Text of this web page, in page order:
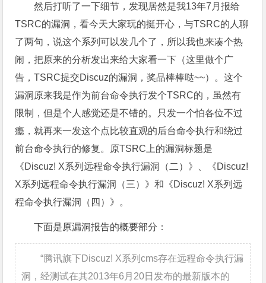
然后打听了一下细节，发现居然是我13年7月报给
TSRC的漏洞，看今天大家玩的挺开心，与TSRC的人聊
了两句，说这个系列可以发几个了，所以我也来凑个热
闹，把原来的分析发出来给大家看一下（这里做个广
告，TSRC提交Discuz的漏洞，奖品棒棒哒~~）。这个
漏洞原来我是作为前台命令执行发个TSRC的，虽然有
限制，但是个人感觉还是不错的。只发一个怕各位不过
瘾，就再来一发这个点比较直观的后台命令执行和绕过
前台命令执行的修复。原TSRC上的漏洞标题是
《Discuz! X系列远程命令执行漏洞（二）》、《Discuz!
X系列远程命令执行漏洞（三）》和《Discuz! X系列远
程命令执行漏洞（四）》。
下面是原漏洞报告的概要部分：
“腾讯旗下Discuz! X系列cms存在远程命令执行漏
洞，经测试在其2013年6月20日发布的最新版本的